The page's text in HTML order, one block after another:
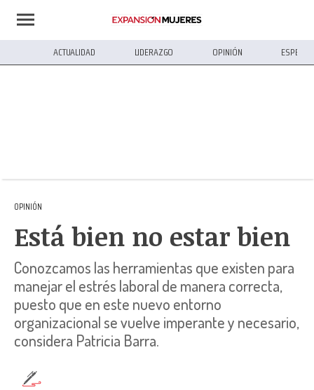
ACTUALIDAD LIDERAZGO OPINIÓN
OPINIÓN
Está bien no estar bien
Conozcamos las herramientas que existen para
manejar el estrés laboral de manera correcta,
puesto que en este nuevo entorno
organizacional se vuelve imperante y necesario,
considera Patricia Barra.